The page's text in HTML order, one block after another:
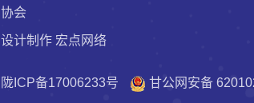
协会
设计制作 宏点网络
陇ICP备17006233号
甘公网安备